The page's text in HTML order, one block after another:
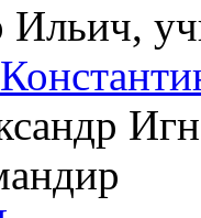
Ильич,